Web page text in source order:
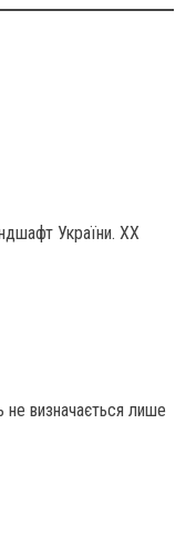
України. ХХ
не визначається лише